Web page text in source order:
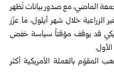
الماضي، مع صدور بيانات تُظهر
خلال شهر أيلول، ما عزّز
قد يوقف مؤقتاً سياسة خفض
المقوّم بالعملة الأمريكية أكثر